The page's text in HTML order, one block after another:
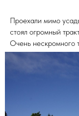
Проехали мимо
стоял огромный
Очень нескромного